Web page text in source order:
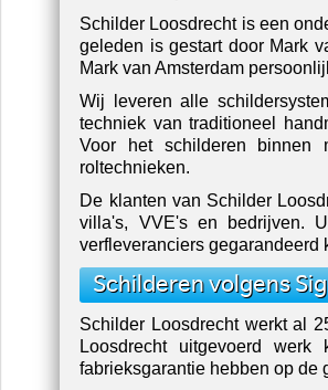
Schilder Loosdrecht is een
geleden is gestart door Mark
Mark van Amsterdam
Wij leveren alle
techniek van traditioneel
Voor het schilderen binnen
roltechnieken.
De klanten van Schilder
villa's, VVE's en bedrijven.
verfleveranciers gegarandeerd
Schilderen volgens
Schilder Loosdrecht werkt al
Loosdrecht uitgevoerd
fabrieksgarantie hebben op de